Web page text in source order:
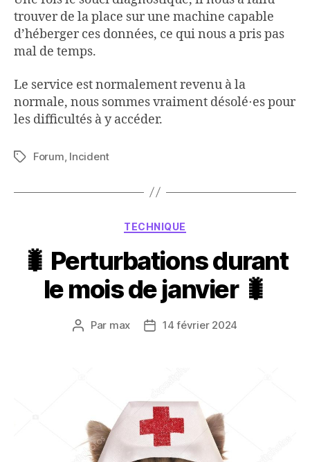
trouver de la place sur une machine capable
d’héberger ces données, ce qui nous a pris pas
mal de temps.
Le service est normalement revenu à la
normale, nous sommes vraiment désolé⋅es pour
les difficultés à y accéder.
Étiquettes
Forum, Incident
Catégories
TECHNIQUE
🐛 Perturbations durant
le mois de janvier 🐛
Auteur
Par max
Date14 février 2024